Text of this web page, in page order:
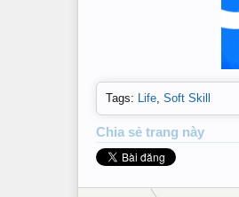
Tags: Life Soft Skill
Chia sẻ trang này